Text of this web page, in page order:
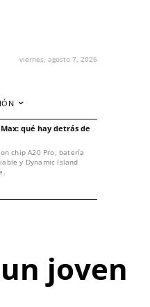
viernes, agosto 7, 2026
qué hay detrás de
chip A20 Pro, batería
y Dynamic Island
joven